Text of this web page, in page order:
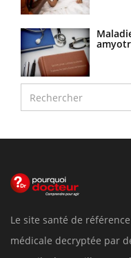
Le site santé de
médicale decryptée par